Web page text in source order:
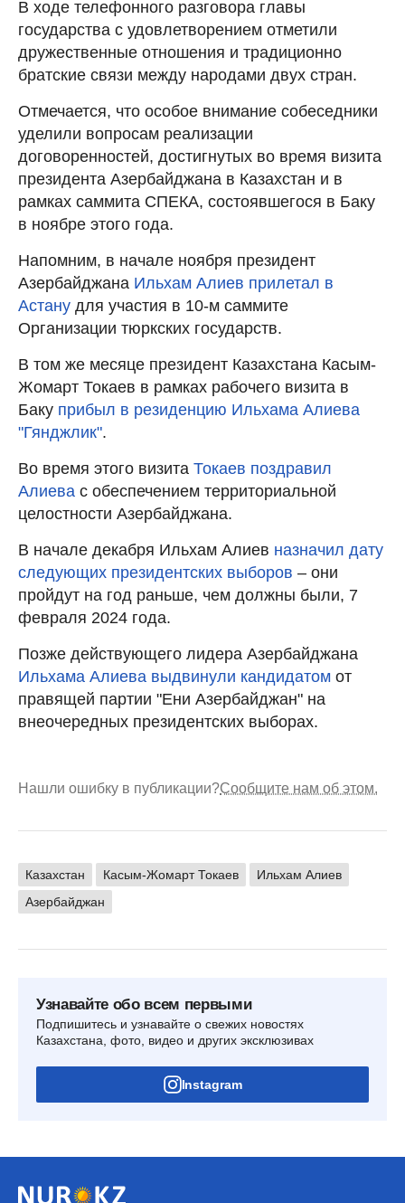
В ходе телефонного разговора главы
государства с удовлетворением отметили
дружественные отношения и традиционно
братские связи между народами двух стран.
Отмечается, что особое внимание собеседники
уделили вопросам реализации
договоренностей, достигнутых во время визита
президента Азербайджана в Казахстан и в
рамках саммита СПЕКА, состоявшегося в Баку
в ноябре этого года.
Напомним, в начале ноября президент
Азербайджана Ильхам Алиев прилетал в
Астану для участия в 10-м саммите
Организации тюркских государств.
В том же месяце президент Казахстана Касым-
Жомарт Токаев в рамках рабочего визита в
Баку прибыл в резиденцию Ильхама Алиева
"Гянджлик".
Во время этого визита Токаев поздравил
Алиева с обеспечением территориальной
целостности Азербайджана.
В начале декабря Ильхам Алиев назначил дату
следующих президентских выборов – они
пройдут на год раньше, чем должны были, 7
февраля 2024 года.
Позже действующего лидера Азербайджана
Ильхама Алиева выдвинули кандидатом от
правящей партии "Ени Азербайджан" на
внеочередных президентских выборах.
Нашли ошибку в публикации?Сообщите нам об этом.
Казахстан Касым-Жомарт Токаев
Ильхам Алиев
Азербайджан
Узнавайте обо всем первыми
Подпишитесь и узнавайте о свежих новостях
Казахстана, фото, видео и других эксклюзивах
Instagram